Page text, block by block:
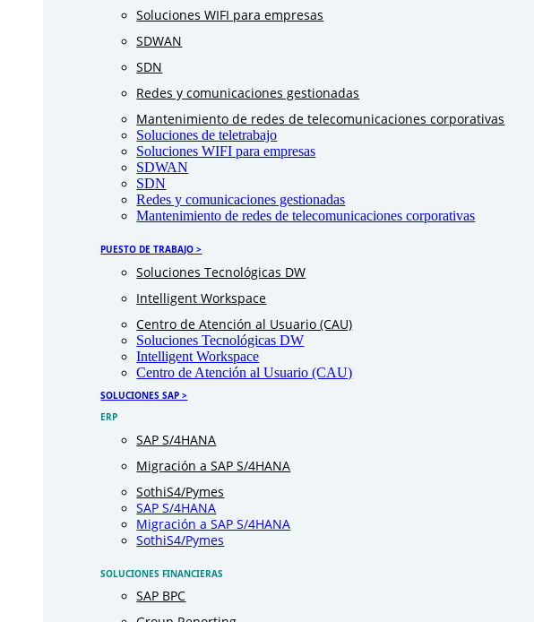
Soluciones WIFI para empresas
SDWAN
SDN
Redes y comunicaciones gestionadas
Mantenimiento de redes de telecomunicaciones corporativas
Soluciones de teletrabajo
Soluciones WIFI para empresas
SDWAN
SDN
Redes y comunicaciones gestionadas
Mantenimiento de redes de telecomunicaciones corporativas
PUESTO DE TRABAJO >
Soluciones Tecnológicas DW
Intelligent Workspace
Centro de Atención al Usuario (CAU)
Soluciones Tecnológicas DW
Intelligent Workspace
Centro de Atención al Usuario (CAU)
SOLUCIONES SAP >
ERP
SAP S/4HANA
Migración a SAP S/4HANA
SothiS4/Pymes
SAP S/4HANA
Migración a SAP S/4HANA
SothiS4/Pymes
SOLUCIONES FINANCIERAS
SAP BPC